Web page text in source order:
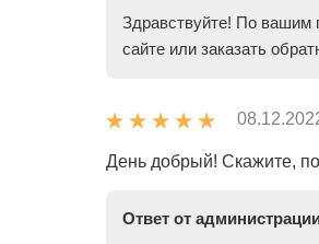
Здравствуйте! По вашим
сайте или заказать
День добрый! Скажите,
Ответ от